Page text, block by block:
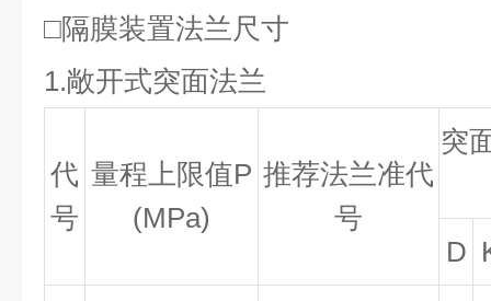
□隔膜装置法兰尺寸
1.敞开式突面法兰
代
号
量程上限值P
(MPa)
推荐法兰准代
号
突
D